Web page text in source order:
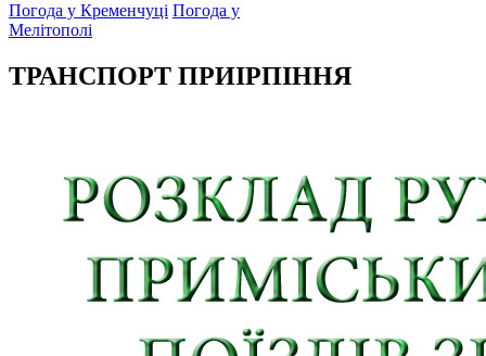
Погода у Кременчуці Погода у
Мелітополі
ТРАНСПОРТ ПРИІРПІННЯ